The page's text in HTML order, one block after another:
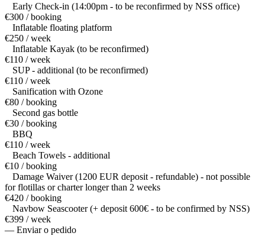
Early Check-in (14:00pm - to be reconfirmed by NSS office)
€300 / booking
Inflatable floating platform
€250 / week
Inflatable Kayak (to be reconfirmed)
€110 / week
SUP - additional (to be reconfirmed)
€110 / week
Sanification with Ozone
€80 / booking
Second gas bottle
€30 / booking
BBQ
€110 / week
Beach Towels - additional
€10 / booking
Damage Waiver (1200 EUR deposit - refundable) - not possible
for flotillas or charter longer than 2 weeks
€420 / booking
Navbow Seascooter (+ deposit 600€ - to be confirmed by NSS)
€399 / week
— Enviar o pedido